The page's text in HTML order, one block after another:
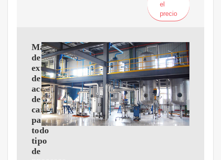
el
precio
Máquina
de
extracción
de
aceite
de
canola
para
todo
tipo
de